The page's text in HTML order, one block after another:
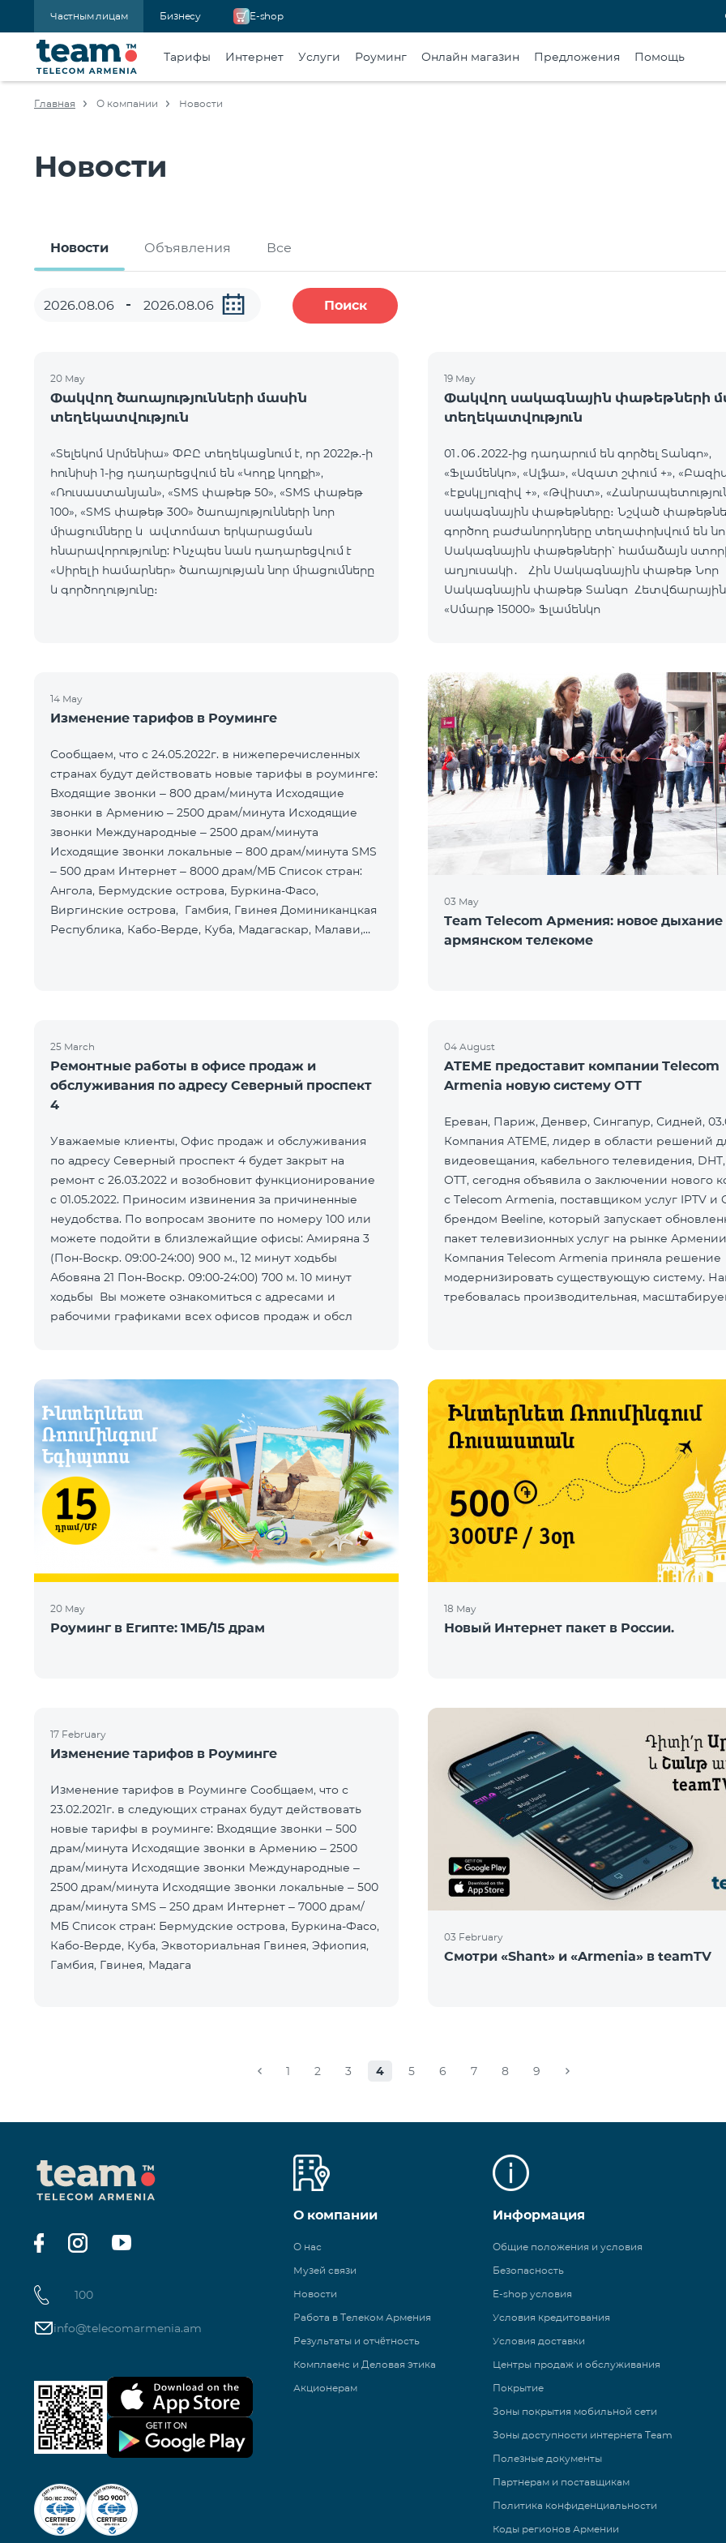
Частным лицам Бизнесу E-shop
Тарифы Интернет Услуги Роуминг Онлайн магазин Предложения Помощь
Главная О компании Новости
Новости
Новости Объявления Все
Поиск
20 May
Փակվող ծառայությունների մասին
տեղեկատվություն
«Տելեկոմ Արմենիա» ՓԲԸ տեղեկացնում է, որ 2022թ.-ի
հունիսի 1-ից դադարեցվում են «Կողք կողքի»,
«Ռուսաստանյան», «SMS փաթեթ 50», «SMS փաթեթ
100», «SMS փաթեթ 300» ծառայությունների նոր
միացումները և ավտոմատ երկարացման
հնարավորությունը: Ինչպես նաև դադարեցվում է
«Սիրելի համարներ» ծառայության նոր միացումները
և գործողությունը։
19 May
Փակվող սակագնային փաթեթների
տեղեկատվություն
01․06․2022-ից դադարում են գործել Տանգո»,
«Ֆլամենկո», «Ալֆա», «Ազատ շփում +»,
«Էքսկլյուզիվ +», «Թվիստ»,
սակագնային փաթեթները։ Նշված
գործող բաժանորդները տեղափոխվում են
Սակագնային փաթեթների՝ համաձայն
աղյուսակի․ Հին Սակագնային փաթեթ Նոր
Սակագնային փաթեթ Տանգո Հետվճարային
«Սմարթ 15000» Ֆլամենկո
14 May
Изменение тарифов в Роуминге
Сообщаем, что с 24.05.2022г. в нижеперечисленных
странах будут действовать новые тарифы в роуминге:
Входящие звонки – 800 драм/минута Исходящие
звонки в Армению – 2500 драм/минута Исходящие
звонки Международные – 2500 драм/минута
Исходящие звонки локальные – 800 драм/минута SMS
– 500 драм Интернет – 8000 драм/МБ Список стран:
Ангола, Бермудские острова, Буркина-Фасо,
Виргинские острова, Гамбия, Гвинея Доминиканцкая
Республика, Кабо-Верде, Куба, Мадагаскар, Малави,
03 May
Team Тelecom Армения: новое дыхание
армянском телекоме
25 March
Ремонтные работы в офисе продаж и
обслуживания по адресу Северный проспект
4
Уважаемые клиенты, Офис продаж и обслуживания
по адресу Северный проспект 4 будет закрыт на
ремонт с 26.03.2022 и возобновит функционирование
с 01.05.2022. Приносим извинения за причиненные
неудобства. По вопросам звоните по номеру 100 или
можете подойти в близлежайщие офисы: Амиряна 3
(Пон-Воскр. 09:00-24:00) 900 м., 12 минут ходьбы
Абовяна 21 Пон-Воскр. 09:00-24:00) 700 м. 10 минут
ходьбы Вы можете ознакомиться с адресами и
рабочими графиками всех офисов продаж и обсл
04 August
ATEME предоставит компании Telecom
Armenia новую систему OTT
Ереван, Париж, Денвер, Сингапур, Сидней,
Компания ATEME, лидер в области решений
видеовещания, кабельного телевидения,
OTT, сегодня объявила о заключении нового
с Telecom Armenia, поставщиком услуг IPTV и
брендом Beeline, который запускает
пакет телевизионных услуг на рынке
Компания Telecom Armenia приняла решение
модернизировать существующую систему.
требовалась производительная,
20 May
Роуминг в Египте: 1МБ/15 драм
18 May
Новый Интернет пакет в России.
17 February
Изменение тарифов в Роуминге
Изменение тарифов в Роуминге Сообщаем, что с
23.02.2021г. в следующих странах будут действовать
новые тарифы в роуминге: Входящие звонки – 500
драм/минута Исходящие звонки в Армению – 2500
драм/минута Исходящие звонки Международные –
2500 драм/минута Исходящие звонки локальные – 500
драм/минута SMS – 250 драм Интернет – 7000 драм/
МБ Список стран: Бермудские острова, Буркина-Фасо,
Кабо-Верде, Куба, Эквоториальная Гвинея, Эфиопия,
Гамбия, Гвинея, Мадага
03 February
Смотри «Shant» и «Armenia» в teamTV
1 2 3 4 5 6 7 8 9
100
info@telecomarmenia.am
О компании
О нас
Музей связи
Новости
Работа в Телеком Армения
Результаты и отчётность
Комплаенс и Деловая этика
Акционерам
Информация
Общие положения и условия
Безопасность
E-shop условия
Условия кредитования
Условия доставки
Центры продаж и обслуживания
Покрытие
Зоны покрытия мобильной сети
Зоны доступности интернета Team
Полезные документы
Партнерам и поставщикам
Политика конфиденциальности
Коды регионов Армении